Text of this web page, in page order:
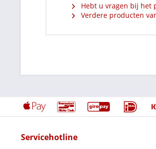
Hebt u vragen bij het
Verdere producten
Servicehotline